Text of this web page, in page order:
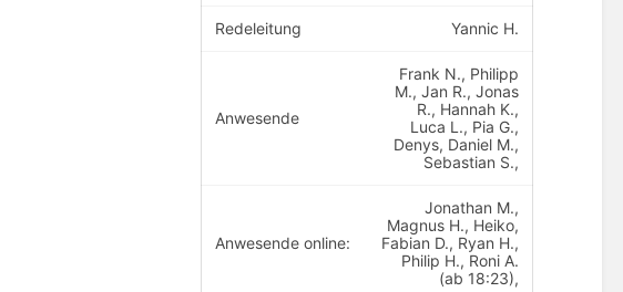
Redeleitung Yannic H.
Anwesende
Frank N., Philipp
M., Jan R., Jonas
R., Hannah K.,
Luca L., Pia G.,
Denys, Daniel M.,
Sebastian S.,
Anwesende online:
Jonathan M.,
Magnus H., Heiko,
Fabian D., Ryan H.,
Philip H., Roni A.
(ab 18:23),